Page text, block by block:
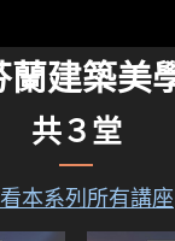
蘭建築美
共３堂
本系列所有講座